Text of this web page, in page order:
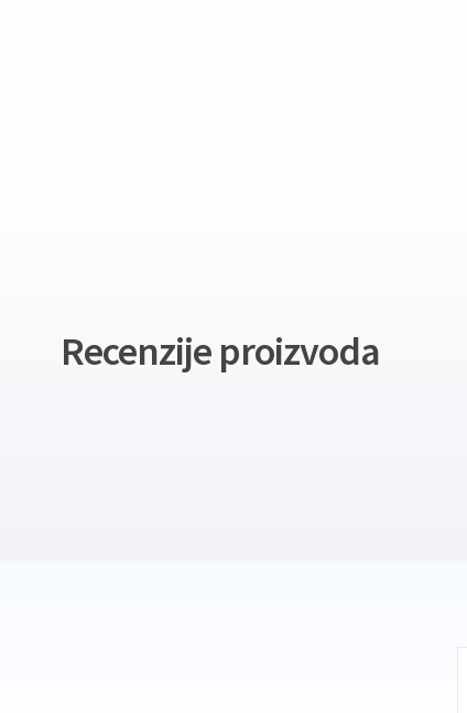
Recenzije proizvoda